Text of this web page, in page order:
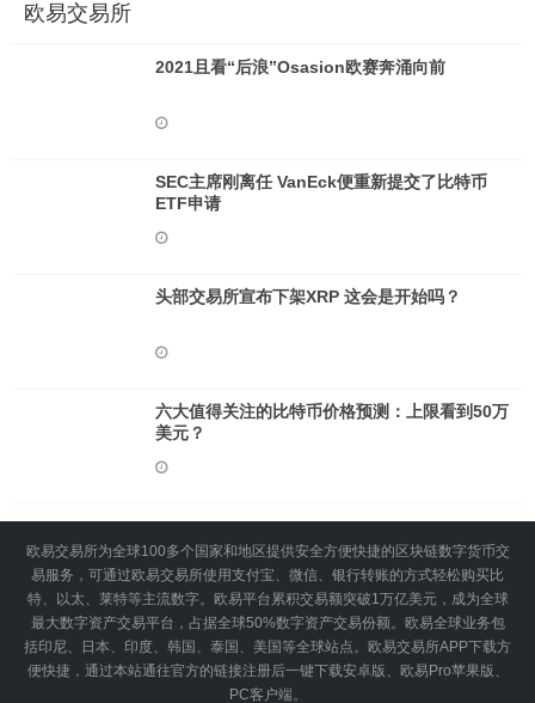
欧易交易所
2021且看“后浪”Osasion欧赛奔涌向前
SEC主席刚离任 VanEck便重新提交了比特币
ETF申请
头部交易所宣布下架XRP 这会是开始吗？
六大值得关注的比特币价格预测：上限看到50万
美元？
欧易交易所为全球100多个国家和地区提供安全方便快捷的区块链数字货币交
易服务，可通过欧易交易所使用支付宝、微信、银行转账的方式轻松购买比
特、以太、莱特等主流数字。欧易平台累积交易额突破1万亿美元，成为全球
最大数字资产交易平台，占据全球50%数字资产交易份额。欧易全球业务包
括印尼、日本、印度、韩国、泰国、美国等全球站点。欧易交易所APP下载方
便快捷，通过本站通往官方的链接注册后一键下载安卓版、欧易Pro苹果版、
PC客户端。